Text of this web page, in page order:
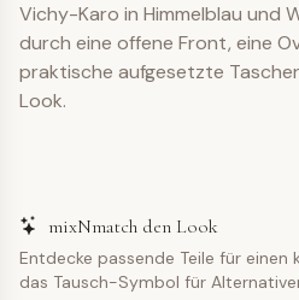
Vichy-Karo in Himmelblau und
durch eine offene Front, eine
praktische aufgesetzte
Look.
mixNmatch den Look
Entdecke passende Teile für
das Tausch-Symbol für